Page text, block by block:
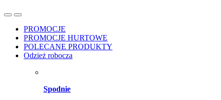
PROMOCJE
PROMOCJE HURTOWE
POLECANE PRODUKTY
Odzież robocza
Spodnie